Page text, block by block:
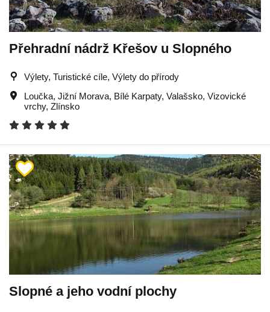
Přehradní nádrž Křešov u Slopného
Výlety, Turistické cíle, Výlety do přírody
Loučka, Jižní Morava, Bílé Karpaty, Valašsko, Vizovické
vrchy, Zlínsko
Slopné a jeho vodní plochy